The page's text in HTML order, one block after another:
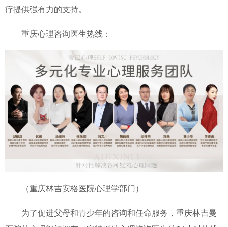
疗提供强有力的支持。
重庆心理咨询医生热线：
（重庆林吉安格医院心理学部门）
为了促进父母和青少年的咨询和任命服务，重庆林吉曼